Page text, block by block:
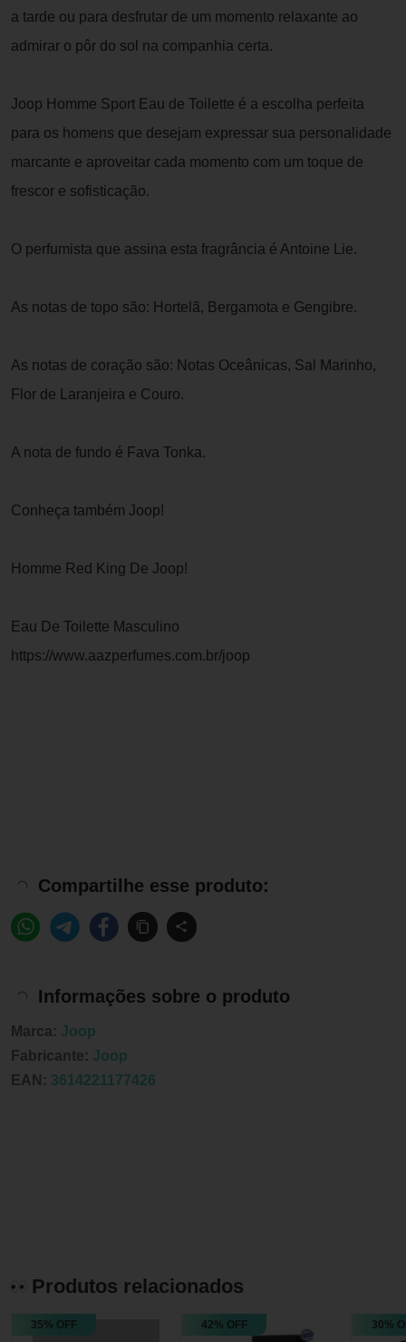
a tarde ou para desfrutar de um momento relaxante ao
admirar o pôr do sol na companhia certa.
Joop Homme Sport Eau de Toilette é a escolha perfeita
para os homens que desejam expressar sua personalidade
marcante e aproveitar cada momento com um toque de
frescor e sofisticação.
O perfumista que assina esta fragrância é Antoine Lie.
As notas de topo são: Hortelã, Bergamota e Gengibre.
As notas de coração são: Notas Oceânicas, Sal Marinho,
Flor de Laranjeira e Couro.
A nota de fundo é Fava Tonka.
Conheça também Joop!
Homme Red King De Joop!
Eau De Toilette Masculino
https://www.aazperfumes.com.br/joop
Compartilhe esse produto:
Informações sobre o produto
Marca: Joop
Fabricante: Joop
EAN: 3614221177426
Produtos relacionados
35% OFF 42% OFF 30%